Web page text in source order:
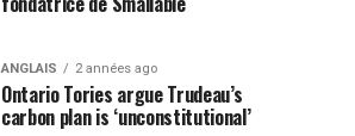
ANGLAIS 2 années ago
Ontario Tories argue Trudeau’s
carbon plan is ‘unconstitutional’